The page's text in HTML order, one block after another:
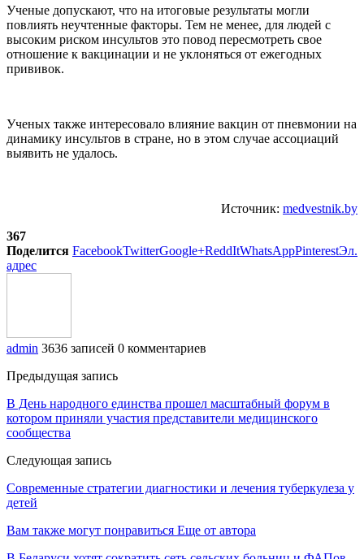
Ученые допускают, что на итоговые результаты могли
повлиять неучтенные факторы. Тем не менее, для людей с
высоким риском инсультов это повод пересмотреть свое
отношение к вакцинации и не уклоняться от ежегодных
прививок.
Ученых также интересовало влияние вакцин от пневмонии на
динамику инсультов в стране, но в этом случае ассоциаций
выявить не удалось.
Источник: medvestnik.by
367
Поделится FacebookTwitterGoogle+ReddItWhatsAppPinterestЭл.
адрес
admin 3636 записей 0 комментариев
Предыдущая запись
В День народного единства прошел масштабный форум в
котором приняли участия представители медицинского
сообщества
Следующая запись
Современные стратегии диагностики и лечения туберкулеза у
детей
Вам также могут понравиться Еще от автора